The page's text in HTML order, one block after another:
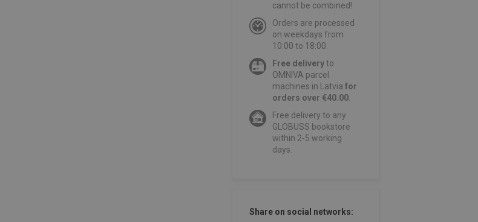
cannot be combined!
Orders are processed
on weekdays from
10:00 to 18:00.
Free deliveryto
OMNIVA parcel
machines in Latvia for
orders over €40.00.
Free delivery to any
GLOBUSS bookstore
within 2-5 working
days.
Share on social networks: